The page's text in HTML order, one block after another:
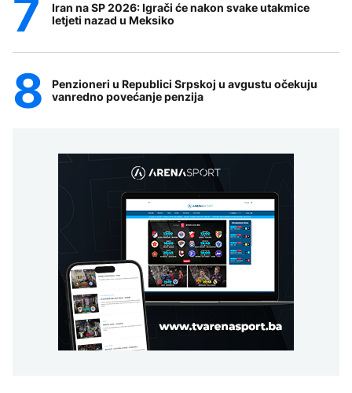
Iran na SP 2026: Igrači će nakon svake utakmice
letjeti nazad u Meksiko
Penzioneri u Republici Srpskoj u avgustu očekuju
vanredno povećanje penzija